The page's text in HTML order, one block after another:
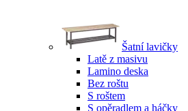
Šatní lavičky
Latě z masivu
Lamino deska
Bez roštu
S roštem
S opěradlem a háčky